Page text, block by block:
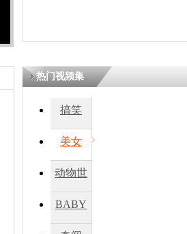
热门视频集
搞笑
美女
动物世
BABY
秀